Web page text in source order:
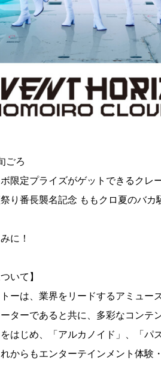
ごろ
限定プライズがゲットできるクレ
り番長襲名記念 ももクロ夏のバ
に！
いて】
ーは、業界をリードするアミュー
ターであると共に、多彩なコン
はじめ、「アルカノイド」、「パ
からもエンターテインメント体